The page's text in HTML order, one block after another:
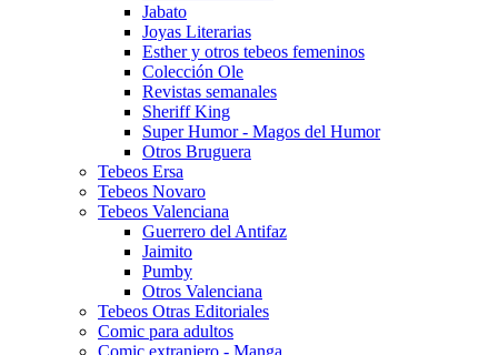
Jabato
Joyas Literarias
Esther y otros tebeos femeninos
Colección Ole
Revistas semanales
Sheriff King
Super Humor - Magos del Humor
Otros Bruguera
Tebeos Ersa
Tebeos Novaro
Tebeos Valenciana
Guerrero del Antifaz
Jaimito
Pumby
Otros Valenciana
Tebeos Otras Editoriales
Comic para adultos
Comic extranjero - Manga